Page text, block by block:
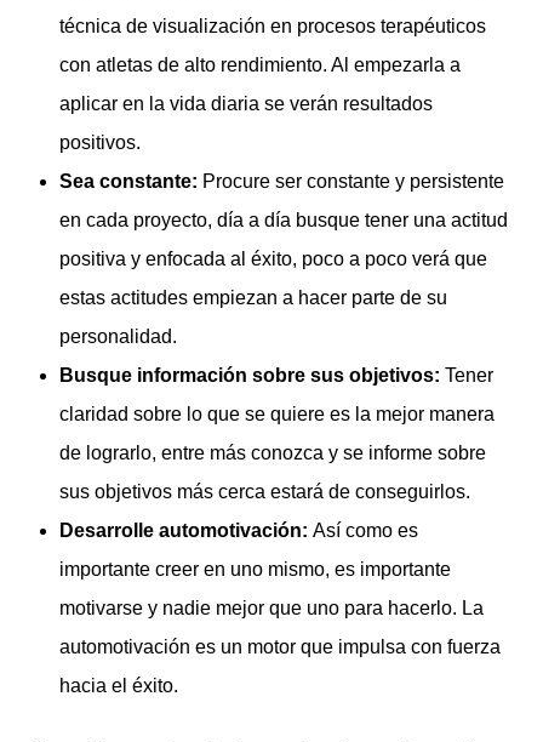
técnica de visualización en procesos terapéuticos
con atletas de alto rendimiento. Al empezarla a
aplicar en la vida diaria se verán resultados
positivos.
Sea constante: Procure ser constante y persistente
en cada proyecto, día a día busque tener una actitud
positiva y enfocada al éxito, poco a poco verá que
estas actitudes empiezan a hacer parte de su
personalidad.
Busque información sobre sus objetivos: Tener
claridad sobre lo que se quiere es la mejor manera
de lograrlo, entre más conozca y se informe sobre
sus objetivos más cerca estará de conseguirlos.
Desarrolle automotivación: Así como es
importante creer en uno mismo, es importante
motivarse y nadie mejor que uno para hacerlo. La
automotivación es un motor que impulsa con fuerza
hacia el éxito.